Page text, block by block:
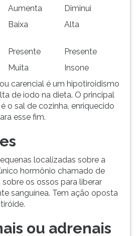
Aumenta
Diminui
Baixa Alta
Presente
Presente
Muita
Insone
carencial é um hipotiroidismo
de iodo na dieta. O principal
o sal de cozinha, enriquecido
esse fim.
localizadas sobre a
hormônio chamado de
os ossos para liberar
sanguínea. Tem ação oposta
ou adrenais